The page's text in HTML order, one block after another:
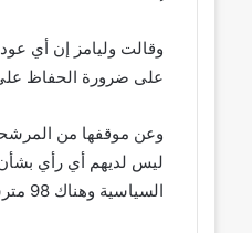
وقالت وليامز إن أي
على ضرورة الحفاظ على
وعن موقفها من
ليس لديهم أي رأي
السياسية وهناك 98 مترشحًا للانتخابات الرئاسية في الخريف الماضي.